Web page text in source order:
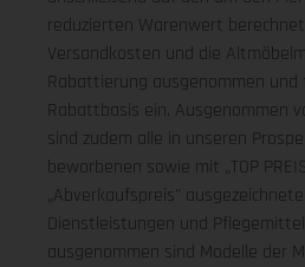
reduzierten Warenwert
Versandkosten und die
Rabattierung ausgenommen
Rabattbasis ein. Ausgenommen
sind zudem alle in unseren
beworbenen sowie mit „TOP
„Abverkaufspreis"
Dienstleistungen und
ausgenommen sind Modelle der